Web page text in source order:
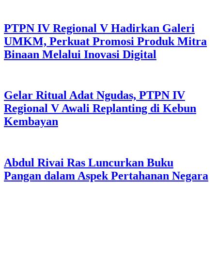
PTPN IV Regional V Hadirkan Galeri
UMKM, Perkuat Promosi Produk Mitra
Binaan Melalui Inovasi Digital
Gelar Ritual Adat Ngudas, PTPN IV
Regional V Awali Replanting di Kebun
Kembayan
Abdul Rivai Ras Luncurkan Buku
Pangan dalam Aspek Pertahanan Negara